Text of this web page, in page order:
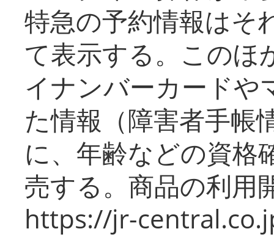
特急の予約情報はそ
て表示する。このほ
イナンバーカードや
た情報（障害者手帳
に、年齢などの資格
売する。商品の利用
https://jr-